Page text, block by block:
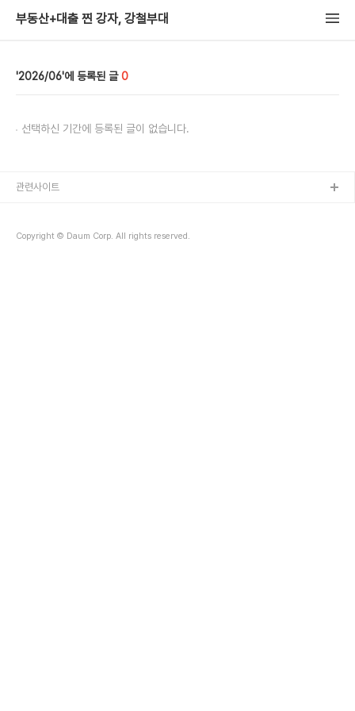
부동산+대출 찐 강자, 강철부대
2026/06 0
선택하신 기간에 등록된 글이 없습니다.
Copyright © Daum Corp. All rights reserved.
관련사이트